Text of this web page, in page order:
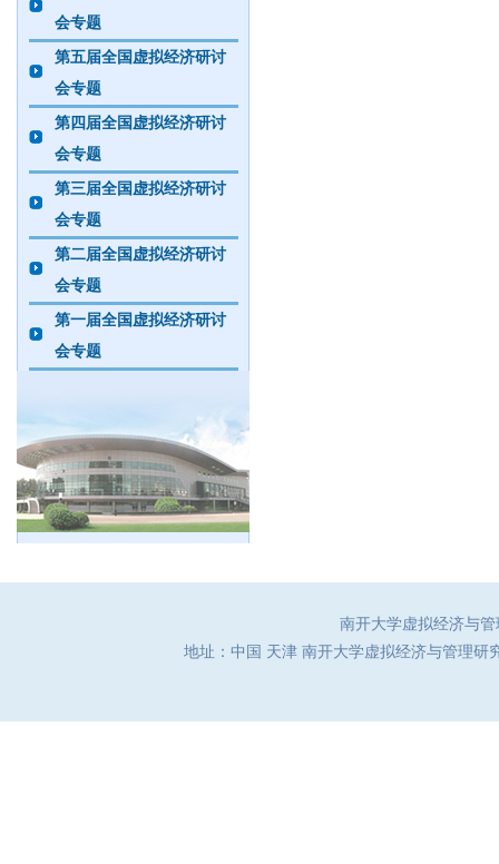
会专题
第五届全国虚拟经济研讨
会专题
第四届全国虚拟经济研讨
会专题
第三届全国虚拟经济研讨
会专题
第二届全国虚拟经济研讨
会专题
第一届全国虚拟经济研讨
会专题
南开大学虚拟经济与
地址：中国 天津 南开大学虚拟经济与管理研